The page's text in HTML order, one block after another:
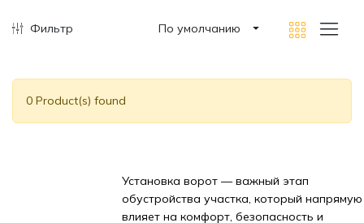
Фильтр По умолчанию
0 Product(s) found
Установка ворот — важный этап
обустройства участка, который напрямую
влияет на комфорт, безопасность и